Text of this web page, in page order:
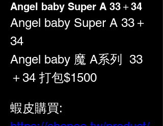
Angel baby Super A 33＋34
Angel baby Super A 33＋
34
Angel baby 魔 A系列  33
＋34 打包$1500